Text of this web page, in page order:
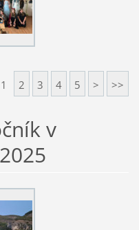
1 2 3 4 5 > >>
v